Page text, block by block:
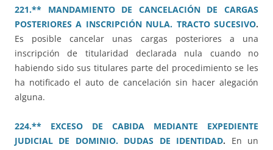
221.** MANDAMIENTO DE CANCELACIÓN DE CARGAS
POSTERIORES A INSCRIPCIÓN NULA. TRACTO SUCESIVO.
Es posible cancelar unas cargas posteriores a una
inscripción de titularidad declarada nula cuando no
habiendo sido sus titulares parte del procedimiento se les
ha notificado el auto de cancelación sin hacer alegación
alguna.
224.** EXCESO DE CABIDA MEDIANTE EXPEDIENTE
JUDICIAL DE DOMINIO. DUDAS DE IDENTIDAD. En un